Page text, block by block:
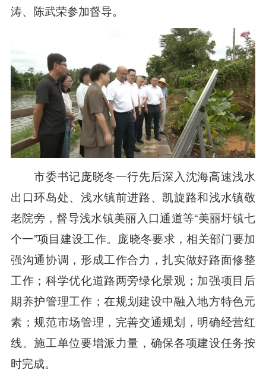
涛、陈武荣参加督导。
市委书记庞晓冬一行先后深入沈海高速浅水
出口环岛处、浅水镇前进路、凯旋路和浅水镇敬
老院旁，督导浅水镇美丽入口通道等“美丽圩镇七
个一”项目建设工作。庞晓冬要求，相关部门要加
强沟通协调，形成工作合力，扎实做好路面修整
工作；科学优化道路两旁绿化景观；加强项目后
期养护管理工作；在规划建设中融入地方特色元
素；规范市场管理，完善交通规划，明确经营红
线。施工单位要增派力量，确保各项建设任务按
时完成。